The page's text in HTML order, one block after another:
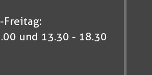
Freitag:
und 13.30 - 18.30